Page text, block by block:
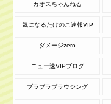
カオスちゃんねる
気になるたけのこ速報VIP
ダメージzero
ニュー速VIPブログ
ブラブラブラウジング